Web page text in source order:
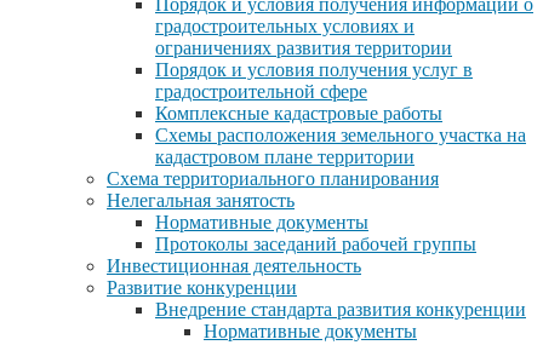
градостроительных условиях и
ограничениях развития территории
Порядок и условия получения услуг в
градостроительной сфере
Комплексные кадастровые работы
Схемы расположения земельного участка на
кадастровом плане территории
Схема территориального планирования
Нелегальная занятость
Нормативные документы
Протоколы заседаний рабочей группы
Инвестиционная деятельность
Развитие конкуренции
Внедрение стандарта развития конкуренции
Нормативные документы